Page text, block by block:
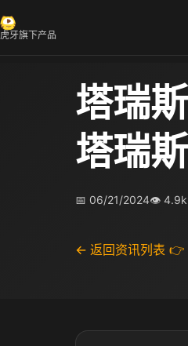
虎牙旗下产品
塔瑞
塔瑞
📅 06/21/2024👁 4.9k
← 返回资讯列表 👉